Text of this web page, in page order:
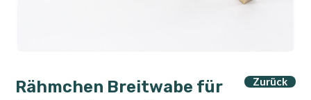
Zurück
Rähmchen Breitwabe für